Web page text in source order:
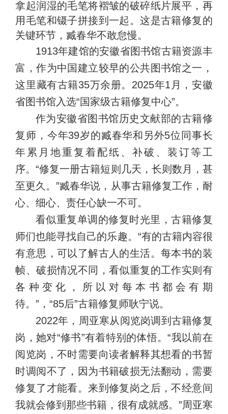
拿起润湿的毛笔将褶皱的破碎纸片展平，再
用毛笔和镊子拼接到一起。这是古籍修复的
关键环节，臧春华不敢怠慢。
1913年建馆的安徽省图书馆古籍资源丰
富，作为中国建立较早的公共图书馆之一，
这里藏有古籍35万余册。2025年1月，安徽
省图书馆入选“国家级古籍修复中心”。
作为安徽省图书馆历史文献部的古籍修
复师，今年39岁的臧春华和另外5位同事长
年累月地重复着配纸、补破、装订等工
序。“修复一册古籍短则几天，长则数月，甚
至更久。”臧春华说，从事古籍修复工作，耐
心、细心、责任心缺一不可。
看似重复单调的修复时光里，古籍修复
师们也能寻找自己的乐趣。“有的古籍内容很
有意思，可以了解古人的生活。每本书的装
帧、破损情况不同，看似重复的工作实则有
各种变化，所以对每本书都会有期
待。”，“85后”古籍修复师耿宁说。
2022年，周亚寒从阅览岗调到古籍修复
岗，她对“修书”有着特别的体悟。“我以前在
阅览岗，不时需要向读者解释其想看的书暂
时调阅不了，因为书籍破损无法翻动，需要
修复了才能看。来到修复岗之后，不经意间
我就会修到那些书籍，很有成就感。”周亚寒